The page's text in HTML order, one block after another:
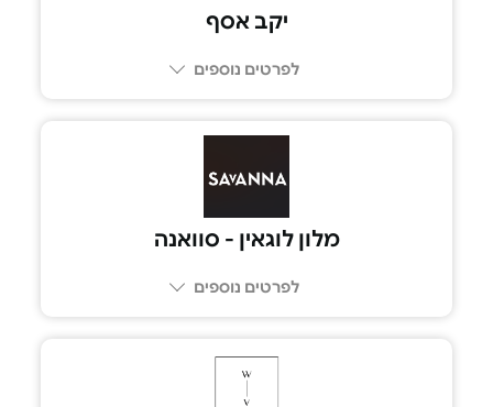
יקב אסף
לפרטים נוספים
מלון לוגאין - סוואנה
לפרטים נוספים